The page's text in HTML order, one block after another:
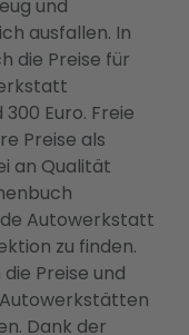
und
ausfallen. In
die Preise für
Euro. Freie
Preise als
an Qualität
Autowerkstatt
zu finden.
Preise und
Dank der